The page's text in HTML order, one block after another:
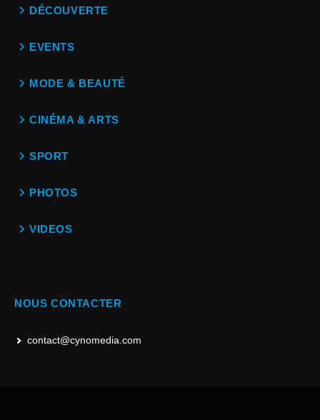
DÉCOUVERTE
EVENTS
MODE & BEAUTÉ
CINÉMA & ARTS
SPORT
PHOTOS
VIDEOS
NOUS CONTACTER
contact@cynomedia.com